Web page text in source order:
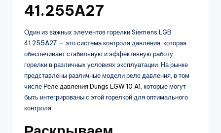
41.255A27
Один из важных элементов горелки Siemens LGB
41.255A27 — это система контроля давления, которая
обеспечивает стабильную и эффективную работу
горелки в различных условиях эксплуатации. На рынке
представлены различные модели реле давления, в том
числе Реле давления Dungs LGW 10 A1 , которые могут
быть интегрированы с этой горелкой для оптимального
контроля.